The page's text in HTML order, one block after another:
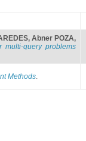
, Abner POZA,
multi-query problems
Methods.